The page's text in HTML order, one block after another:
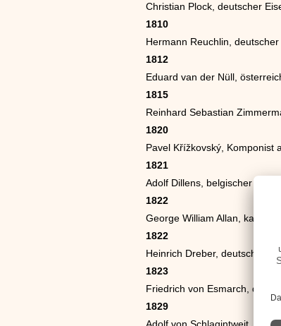
Christian Plock, deutscher
1810
Hermann Reuchlin,
1812
Eduard van der Nüll,
1815
Reinhard Sebastian
1820
Pavel Křížkovský, Komponist
1821
Adolf Dillens, belgischer Maler
1822
George William Allan,
1822
Heinrich Dreber, deutscher
1823
Friedrich von Esmarch,
1829